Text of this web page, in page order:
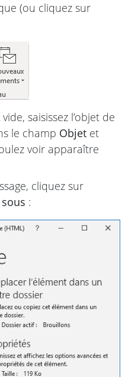
(ou cliquez sur
vide, saisissez l’objet de
le champ Objet et
voir apparaître
cliquez sur
: